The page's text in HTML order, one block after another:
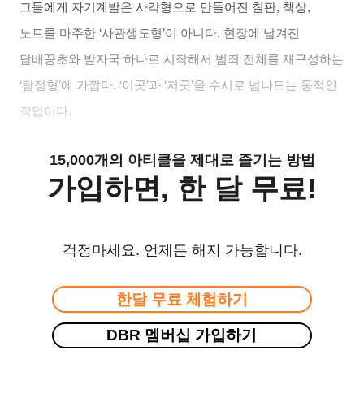
그들에게 자기계발은 사각형으로 만들어진 칠판, 책상,
노트를 마주한 ‘사관생도형’이 아니다. 현장에 남겨진
담배꽁초와 발자국 하나로 시작해서 범죄 전체를 재구성하는
‘탐정형’에 가깝다. ‘이곳’과 ‘저곳’을 수시로 넘나드는 동적인
작업이다.
15,000개의 아티클을 제대로 즐기는 방법
가입하면, 한 달 무료!
걱정마세요. 언제든 해지 가능합니다.
한달 무료 체험하기
DBR 멤버십 가입하기